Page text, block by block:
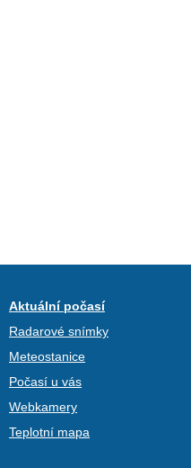
Aktuální počasí
Radarové snímky
Meteostanice
Počasí u vás
Webkamery
Teplotní mapa